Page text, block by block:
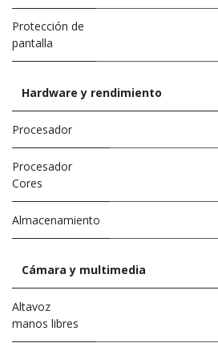
Protección de
pantalla
Hardware y rendimiento
Procesador
Procesador
Cores
Almacenamiento
Cámara y multimedia
Altavoz
manos libres